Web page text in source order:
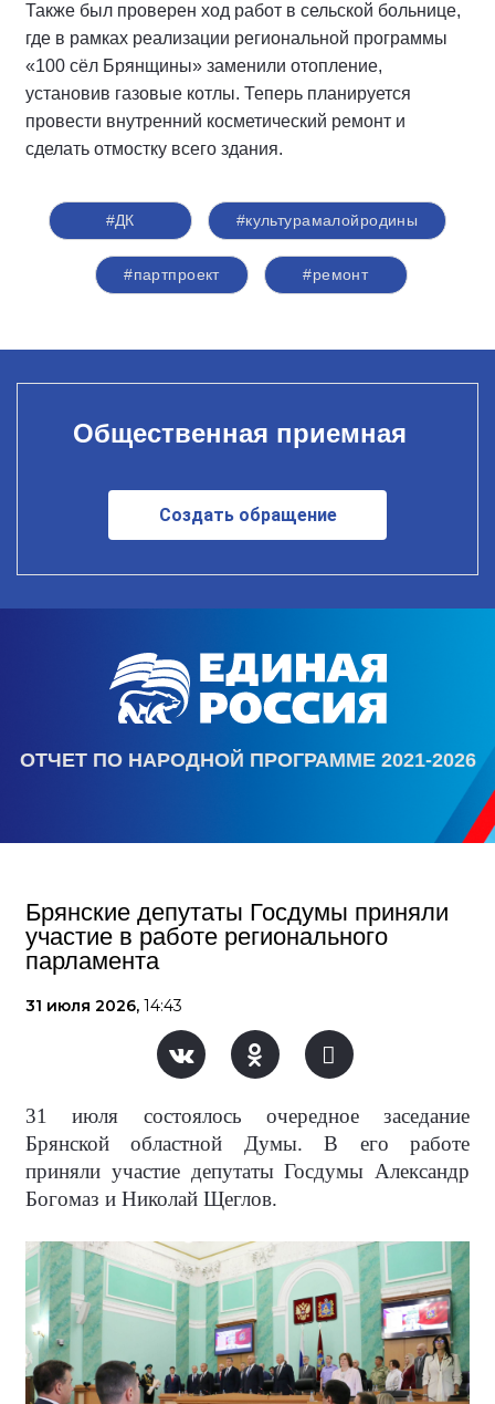
Также был проверен ход работ в сельской больнице,
где в рамках реализации региональной программы
«100 сёл Брянщины» заменили отопление,
установив газовые котлы. Теперь планируется
провести внутренний косметический ремонт и
сделать отмостку всего здания.
#ДК #культурамалойродины
#партпроект #ремонт
Общественная приемная
Создать обращение
ОТЧЕТ ПО НАРОДНОЙ ПРОГРАММЕ 2021-2026
Брянские депутаты Госдумы приняли
участие в работе регионального
парламента
31 июля 2026, 14:43
31 июля состоялось очередное заседание
Брянской областной Думы. В его работе
приняли участие депутаты Госдумы Александр
Богомаз и Николай Щеглов.